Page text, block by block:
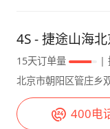
为了安全不能
车界没有真正
总的来说到目
是满意。结合
们普通人也可以
4S - 捷途山海
15天订单量
|
北京市朝阳区管庄乡
400电